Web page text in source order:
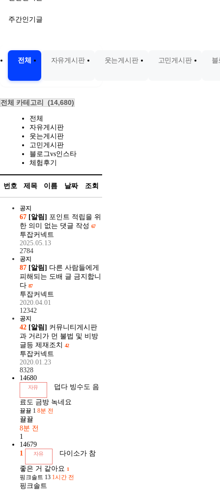
주간인기글
전체 자유게시판 웃는게시판 고민게시판 블
전체 카테고리 (14,680)
전체
자유게시판
웃는게시판
고민게시판
블로그vs인스타
체험후기
번호 제목 이름 날짜 조회
공지
67 [알림] 포인트 적립을 위
한 의미 없는 댓글 작성 67
투잡커넥트
2025.05.13
2784
공지
87 [알림] 다른 사람들에게
피해되는 도배 글 금지합니
다 87
투잡커넥트
2020.04.01
12342
공지
42 [알림] 커뮤니티게시판
과 거리가 먼 불법 및 비방
글등 제재조치
42
투잡커넥트
2020.01.23
8328
14680
자유 덥다 빙수도 음
료도 금방 녹네요
뀰뀰 1 8분 전
뀰뀰
8분 전
1
14679
1
자유 다이소가 참
좋은 거 같아요 1
핑크솔트 13 1시간 전
핑크솔트